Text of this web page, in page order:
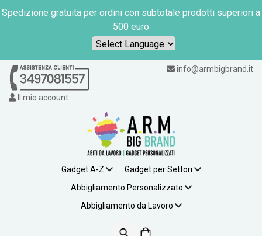
Spedizione gratuita per ordini con subtotale prodotti superiori a
500 euro
Powered by
info@armbigbrand.it
Il mio account
Gadget A-Z
Gadget per Settori
Abbigliamento Personalizzato
Abbigliamento da Lavoro